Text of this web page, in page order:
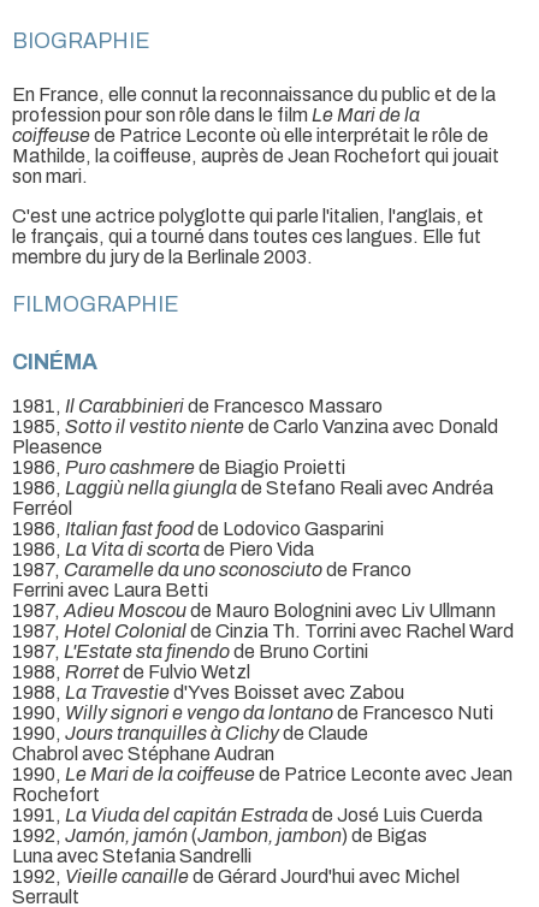
BIOGRAPHIE
En France, elle connut la reconnaissance du public et de la
profession pour son rôle dans le film Le Mari de la
coiffeusede Patrice Leconte où elle interprétait le rôle de
Mathilde, la coiffeuse, auprès de Jean Rochefort qui jouait
son mari.
C'est une actrice polyglotte qui parle l'italien, l'anglais, et
le français, qui a tourné dans toutes ces langues. Elle fut
membre du jury de la Berlinale 2003.
FILMOGRAPHIE
CINÉMA
1981, Il Carabbinieride Francesco Massaro
1985, Sotto il vestito nientede Carlo Vanzina avec Donald
Pleasence
1986, Puro cashmerede Biagio Proietti
1986, Laggiù nella giunglade Stefano Reali avec Andréa
Ferréol
1986, Italian fast foodde Lodovico Gasparini
1986, La Vita di scortade Piero Vida
1987, Caramelle da uno sconosciutode Franco
Ferrini avec Laura Betti
1987, Adieu Moscoude Mauro Bolognini avec Liv Ullmann
1987, Hotel Colonialde Cinzia Th. Torrini avec Rachel Ward
1987, L'Estate sta finendode Bruno Cortini
1988, Rorretde Fulvio Wetzl
1988, La Travestied'Yves Boisset avec Zabou
1990, Willy signori e vengo da lontanode Francesco Nuti
1990, Jours tranquilles à Clichyde Claude
Chabrol avec Stéphane Audran
1990, Le Mari de la coiffeusede Patrice Leconte avec Jean
Rochefort
1991, La Viuda del capitán Estradade José Luis Cuerda
1992, Jamón, jamón(Jambon, jambon) de Bigas
Luna avec Stefania Sandrelli
1992, Vieille canaillede Gérard Jourd'hui avec Michel
Serrault